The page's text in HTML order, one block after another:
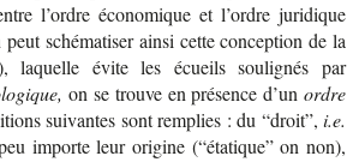
l’ordre éco­no­mique et l’ordre juri­dique
sché­ma­ti­ser ainsi cette concep­tion de la
évite les écueils sou­li­gnés par
on se trouve en pré­sence d’unordre
sui­vantes sont rem­plies : du “droit”,i.e.
importe leur ori­gine (“éta­tique” on non),